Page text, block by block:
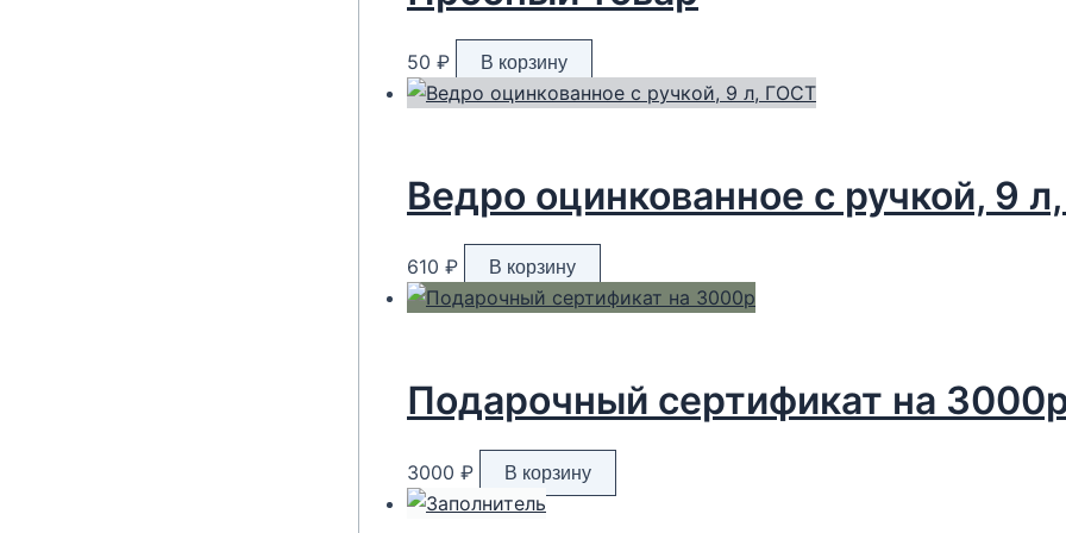
50 ₽ В корзину
Ведро оцинкованное с ручкой, 9
610 ₽ В корзину
Подарочный сертификат на
3000 ₽ В корзину